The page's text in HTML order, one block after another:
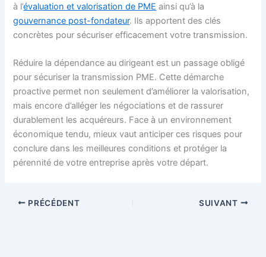
à l’évaluation et valorisation de PME ainsi qu’à la
gouvernance post-fondateur. Ils apportent des clés
concrètes pour sécuriser efficacement votre transmission.
Réduire la dépendance au dirigeant est un passage obligé
pour sécuriser la transmission PME. Cette démarche
proactive permet non seulement d’améliorer la valorisation,
mais encore d’alléger les négociations et de rassurer
durablement les acquéreurs. Face à un environnement
économique tendu, mieux vaut anticiper ces risques pour
conclure dans les meilleures conditions et protéger la
pérennité de votre entreprise après votre départ.
PRÉCÉDENT SUIVANT